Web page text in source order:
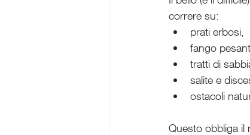
correre su:
prati erbosi,
fango
tratti di
salite e
ostacoli
Questo obbliga il